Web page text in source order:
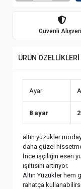
Güvenli
ÜRÜN ÖZELLİKLERİ
Ayar
8 ayar
altın yüzükler
daha güzel
İnce işçiliğin eseri
ışıltısını artırıyor.
Altın Yüzükler hem
rahatça